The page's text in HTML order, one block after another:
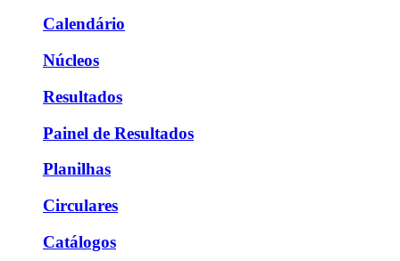
Calendário
Núcleos
Resultados
Painel de Resultados
Planilhas
Circulares
Catálogos